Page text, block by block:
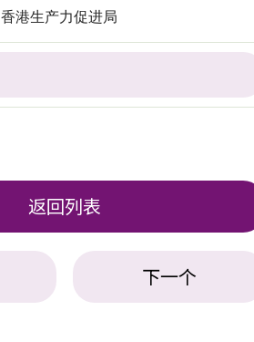
香港生产力促进局
返回列表
下一个